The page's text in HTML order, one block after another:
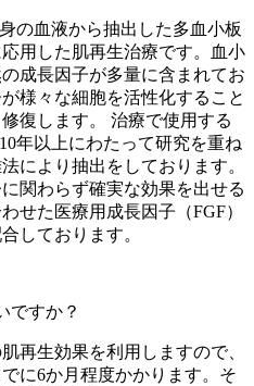
の血液から抽出した多血小板
用した肌再生治療です。血小
成長因子が多量に含まれてお
様々な細胞を活性化すること
復します。 治療で使用する
年以上にわたって研究を重ね
により抽出をしております。
関わらず確実な効果を出せる
せた医療用成長因子（FGF）
しております。
ですか？
再生効果を利用しますので、
に6か月程度かかります。そ